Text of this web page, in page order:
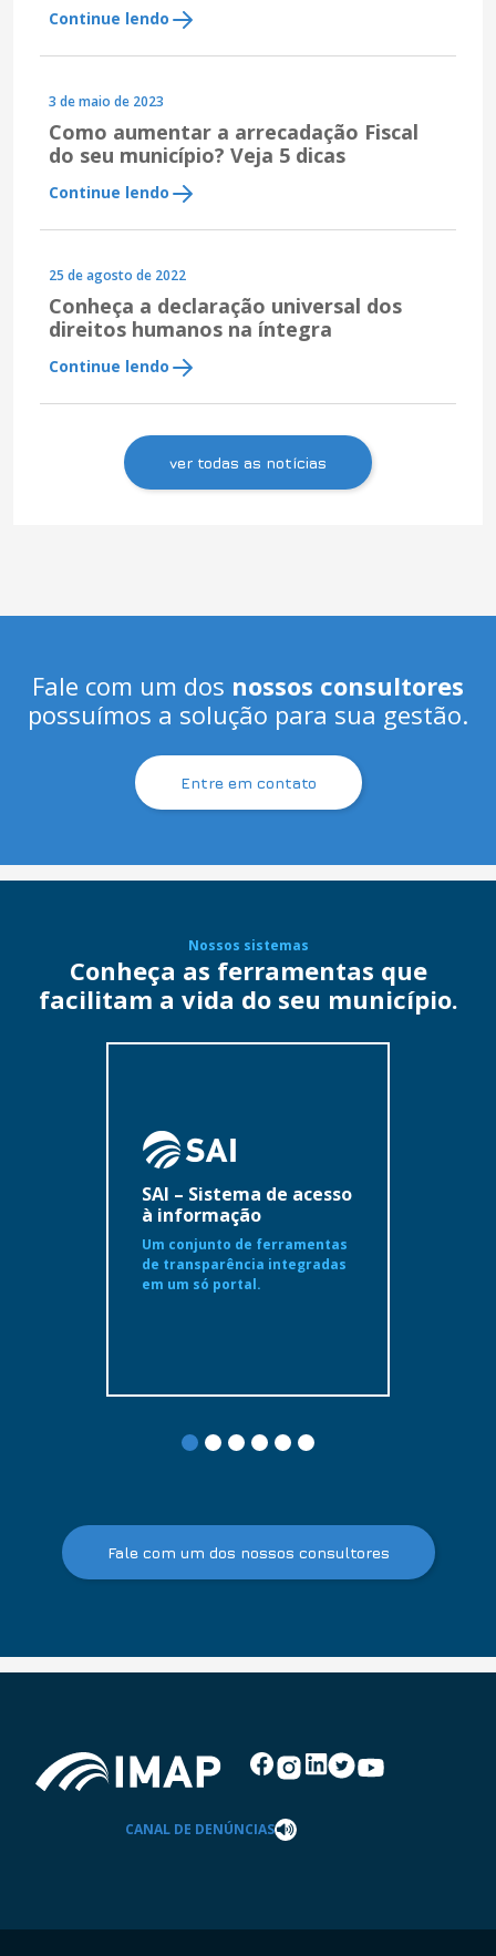
Continue lendo
3 de maio de 2023
Como aumentar a arrecadação Fiscal
do seu município? Veja 5 dicas
Continue lendo
25 de agosto de 2022
Conheça a declaração universal dos
direitos humanos na íntegra
Continue lendo
ver todas as notícias
Fale com um dos nossos consultores
possuímos a solução para sua gestão.
Entre em contato
Nossos sistemas
Conheça as ferramentas que
facilitam a vida do seu município.
SAI – Sistema de acesso
à informação
Um conjunto de ferramentas
de transparência integradas
em um só portal.
Fale com um dos nossos consultores
CANAL DE DENÚNCIAS